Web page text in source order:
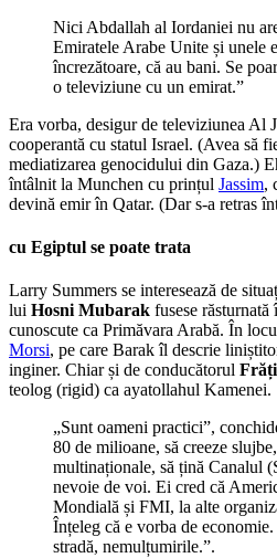
Nici Abdallah al Iordaniei nu
Emiratele Arabe Unite și unele
încrezătoare, că au bani. Se
o televiziune cu un emirat.”
Era vorba, desigur de televiziunea Al
cooperantă cu statul Israel. (Avea să
mediatizarea genocidului din Gaza.)
întâlnit la Munchen cu prințul Jassim,
devină emir în Qatar. (Dar s-a retras
cu Egiptul se poate trata
Larry Summers se interesează de
lui Hosni Mubarak fusese
cunoscute ca Primăvara Arabă. În
Morsi, pe care Barak îl descrie
inginer. Chiar și de conducătorul
teolog (rigid) ca ayatollahul Kamenei.
„Sunt oameni practici”,
80 de milioane, să creeze
multinaționale, să țină Canalul
nevoie de voi. Ei cred că
Mondială și FMI, la alte
Înțeleg că e vorba de
stradă, nemulțumirile.”.